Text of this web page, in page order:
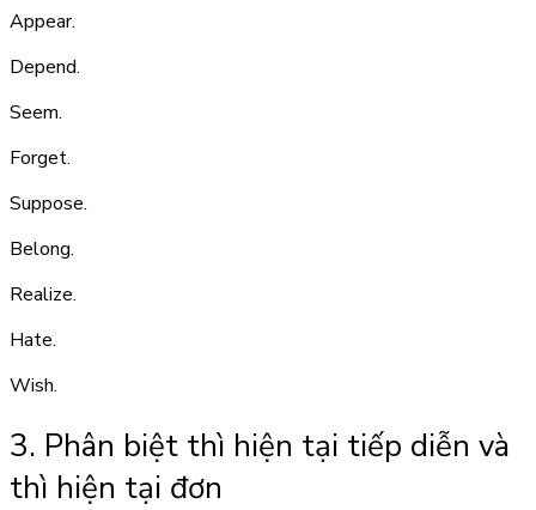
Appear.
Depend.
Seem.
Forget.
Suppose.
Belong.
Realize.
Hate.
Wish.
3. Phân biệt thì hiện tại tiếp diễn và
thì hiện tại đơn